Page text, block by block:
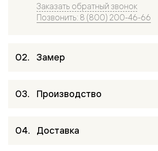
Заказать обратный звонок
Позвонить: 8 (800) 200-46-66
Замер
Производство
Доставка